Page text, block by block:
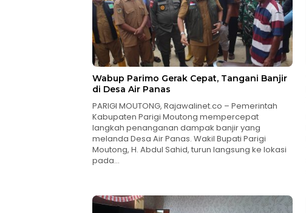
Wabup Parimo Gerak Cepat, Tangani Banjir
di Desa Air Panas
PARIGI MOUTONG, Rajawalinet.co – Pemerintah
Kabupaten Parigi Moutong mempercepat
langkah penanganan dampak banjir yang
melanda Desa Air Panas. Wakil Bupati Parigi
Moutong, H. Abdul Sahid, turun langsung ke lokasi
pada…